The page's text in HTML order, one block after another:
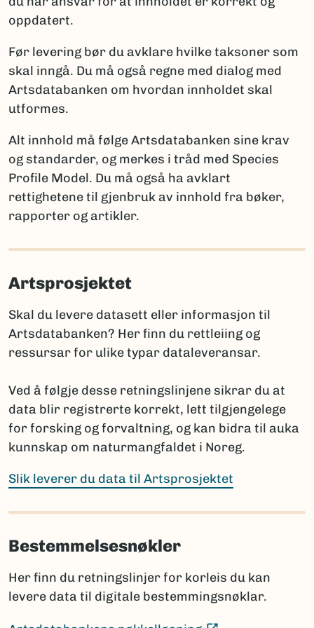
Artsdatabanken
ny for vitenskapen
ny for Norge
funn av en art som tidligere ble antatt forsvunnet
fra Norge
funn av art som er tidligere registrert i Norge
Merk:Kun én av disse opplysningene per takson skal
brukes for å sikre entydig statistikk. Et kommentarfelt
kan brukes ved behov for ytterligere forklaringer.
Rapportering av arter nye for vitenskapen
autor oppgis, sammen med litteraturreferanse der
regelverket for den aktuelle artsgruppen:
International Code of Nomenclature for Algae,
Fungi and Plants
(Ekstern lenke)
International Code of Zoological Nomenclature
slektsnavn + “sp. nov.”. Det bør da legges til en
kommentar om planlagt publisering: hvor og når
navnet skal publiseres i henhold til regelverket.
Prosjektet har ansvar for å informere Artsdatabanken
skjer lenge etter prosjektets slutt.
Sammenligning mot Artsdatabankens navneregister
innholdet i navneregisteret Nortaxa gjennom
listesøket.
Dette hjelper med å:
oppdatert.
Før levering bør du avklare hvilke taksoner som
skal inngå. Du må også regne med dialog med
Artsdatabanken om hvordan innholdet skal
utformes.
Alt innhold må følge Artsdatabanken sine krav
og standarder, og merkes i tråd med Species
Profile Model. Du må også ha avklart
rettighetene til gjenbruk av innhold fra bøker,
rapporter og artikler.
Artsprosjektet
Skal du levere datasett eller informasjon til
Artsdatabanken? Her finn du rettleiing og
ressursar for ulike typar dataleveransar.
Ved å følgje desse retningslinjene sikrar du at
data blir registrerte korrekt, lett tilgjengelege
for forsking og forvaltning, og kan bidra til auka
kunnskap om naturmangfaldet i Noreg.
Slik leverer du data til Artsprosjektet
Bestemmelsesnøkler
Her finn du retningslinjer for korleis du kan
levere data til digitale bestemmingsnøklar.